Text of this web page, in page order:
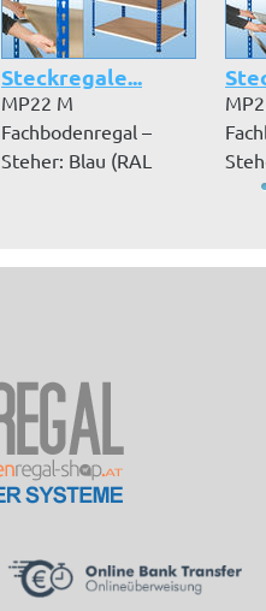
Steckregale...
MP22 M
Fachbodenregal –
Steher: Blau (RAL